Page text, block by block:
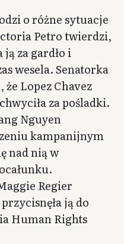
o różne sytuacje
Petro twierdzi,
ją za gardło i
wesela. Senatorka
Lopez Chavez
za pośladki.
Nguyen
kampanijnym
nad nią w
Regier
ją do
Human Rights